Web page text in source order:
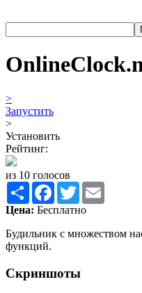
>
Запустить
>
Установить
Рейтинг:
из 10 голосов
Share Facebook
Twitter
Цена: Бесплатно
Будильник с множеством
функций.
Скриншоты